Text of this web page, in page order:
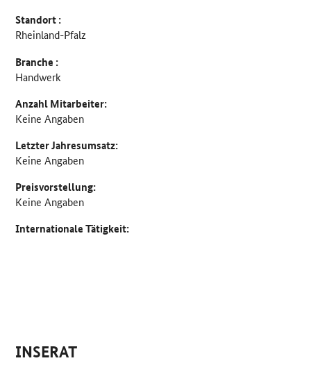
Standort :
Rheinland-Pfalz
Branche :
Handwerk
Anzahl Mitarbeiter:
Keine Angaben
Letzter Jahresumsatz:
Keine Angaben
Preisvorstellung:
Keine Angaben
Internationale Tätigkeit:
INSERAT